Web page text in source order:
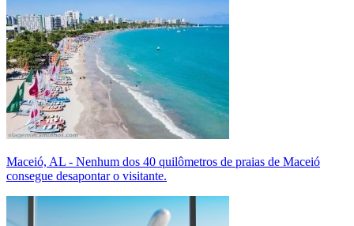
Maceió, AL - Nenhum dos 40 quilômetros de praias de Maceió
consegue desapontar o visitante.